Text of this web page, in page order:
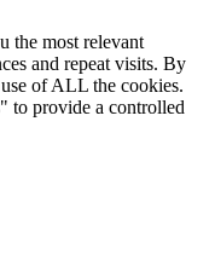
the most relevant
and repeat visits. By
of ALL the cookies.
to provide a controlled